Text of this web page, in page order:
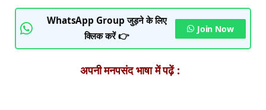
WhatsApp Group जुड़ने के लिए
क्लिक करें 👉
Join Now
अपनी मनपसंद भाषा में पढ़ें :